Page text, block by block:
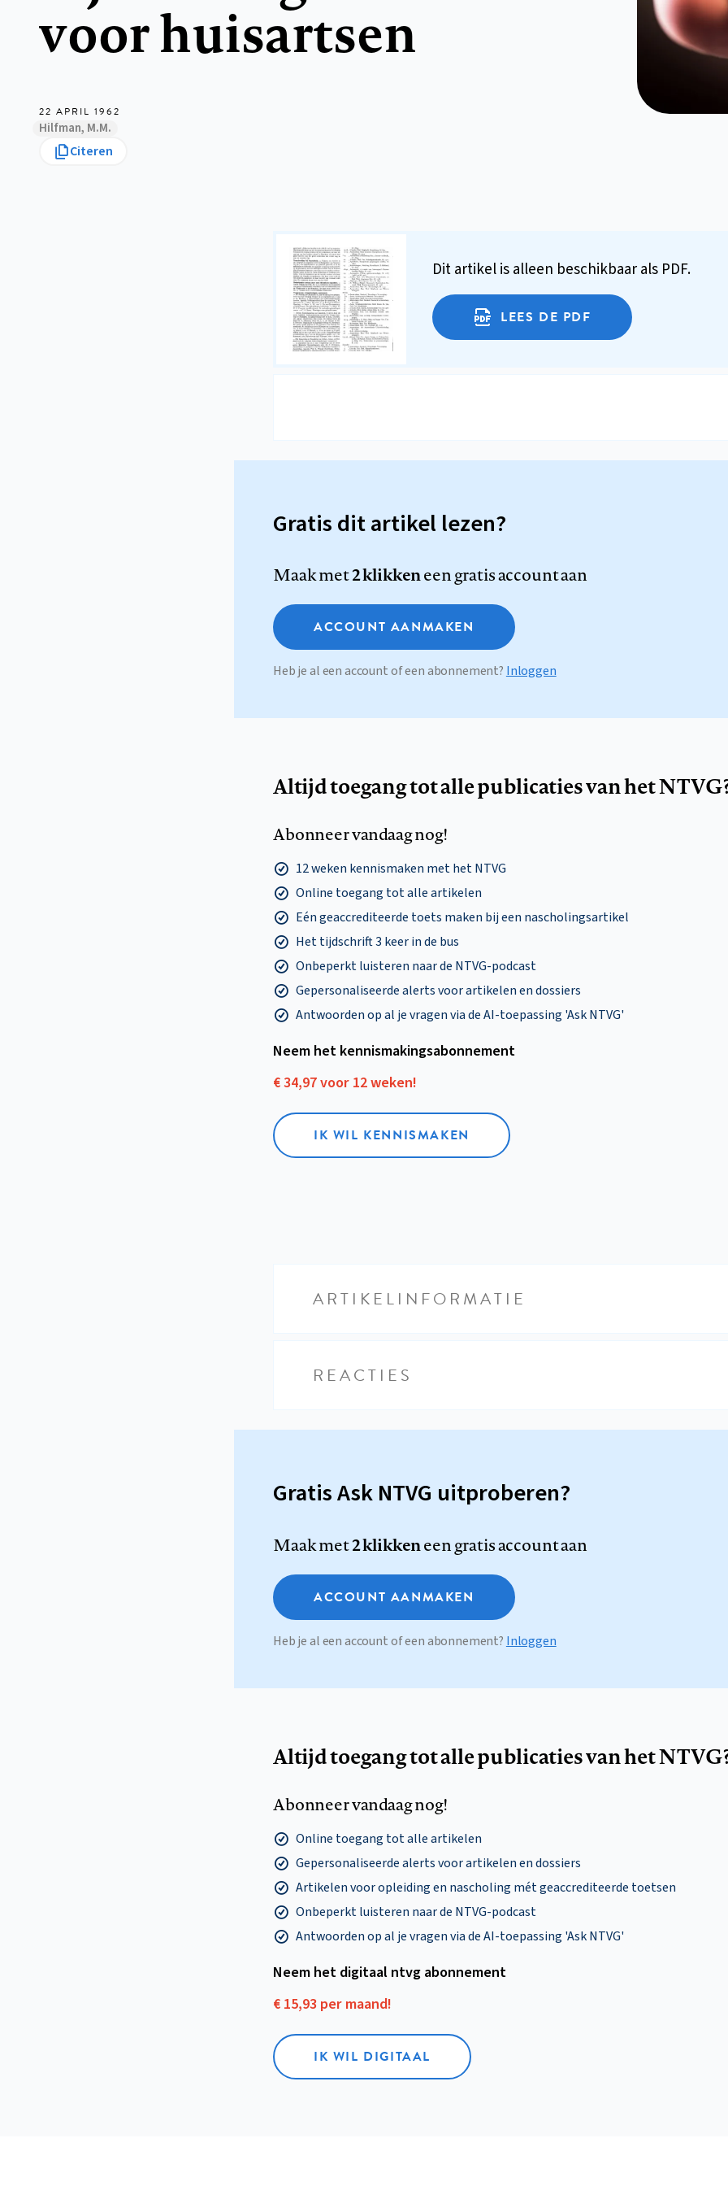
voor huisartsen
22 APRIL 1962
Hilfman, M.M.
Citeren
Dit artikel is alleen beschikbaar als PDF.
LEES DE PDF
Gratis dit artikel lezen?
Maak met2 klikkeneen gratis account aan
ACCOUNT AANMAKEN
Heb je al een account of een abonnement? Inloggen
Altijd toegang tot alle publicaties van het
Abonneer vandaag nog!
12 weken kennismaken met het NTVG
Online toegang tot alle artikelen
Eén geaccrediteerde toets maken bij een nascholingsartikel
Het tijdschrift 3 keer in de bus
Onbeperkt luisteren naar de NTVG-podcast
Gepersonaliseerde alerts voor artikelen en dossiers
Antwoorden op al je vragen via de AI-toepassing 'Ask NTVG'
Neem het kennismakings­abonnement
€ 34,97 voor 12 weken!
IK WIL KENNISMAKEN
ARTIKELINFORMATIE
REACTIES
Gratis Ask NTVG uitproberen?
Maak met2 klikkeneen gratis account aan
ACCOUNT AANMAKEN
Heb je al een account of een abonnement? Inloggen
Altijd toegang tot alle publicaties van het
Abonneer vandaag nog!
Online toegang tot alle artikelen
Gepersonaliseerde alerts voor artikelen en dossiers
Artikelen voor opleiding en nascholing mét geaccrediteerde toetsen
Onbeperkt luisteren naar de NTVG-podcast
Antwoorden op al je vragen via de AI-toepassing 'Ask NTVG'
Neem het digitaal ntvg abonnement
€ 15,93 per maand!
IK WIL DIGITAAL